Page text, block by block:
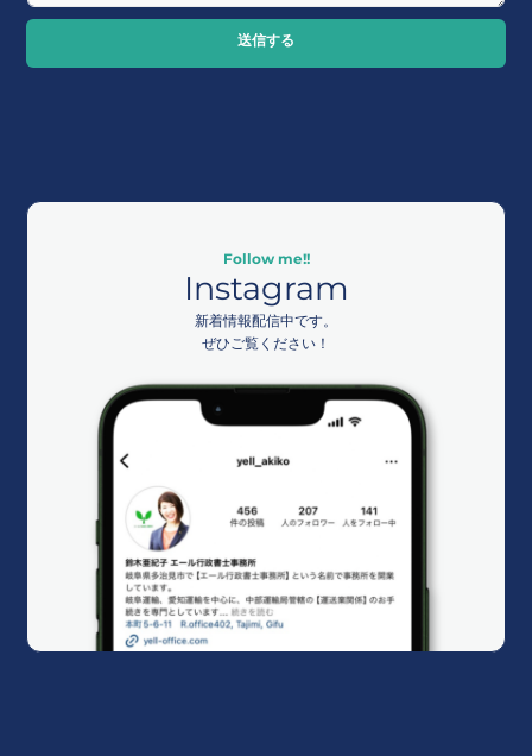
送信する
Follow me!!
Instagram
新着情報配信中です。
ぜひご覧ください！